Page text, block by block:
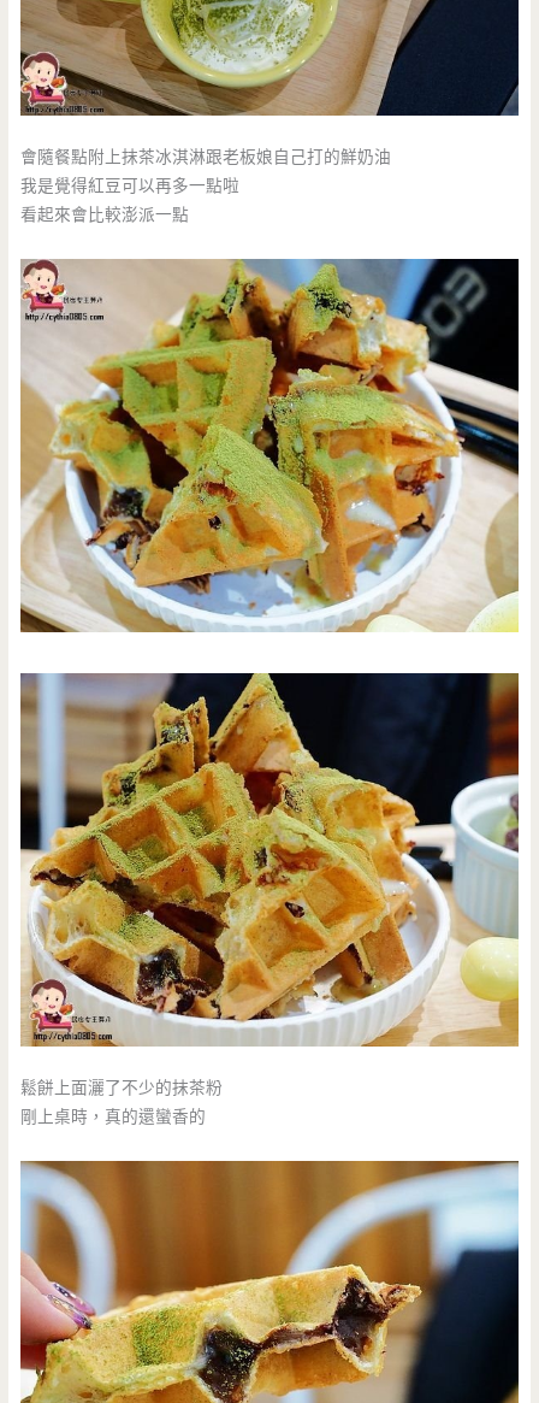
會隨餐點附上抹茶冰淇淋跟老板娘自己打的鮮奶油
我是覺得紅豆可以再多一點啦
看起來會比較澎派一點
鬆餅上面灑了不少的抹茶粉
剛上桌時，真的還蠻香的